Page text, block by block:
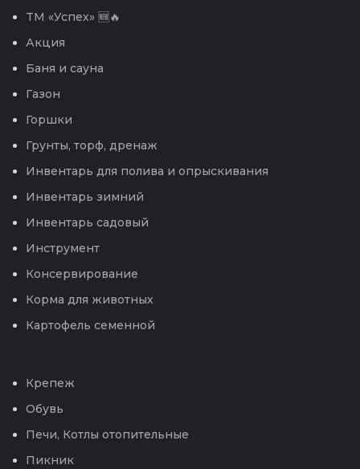
TM «Успех» 🆕🔥
Акция
Баня и сауна
Газон
Горшки
Грунты, торф, дренаж
Инвентарь для полива и опрыскивания
Инвентарь зимний
Инвентарь садовый
Инструмент
Консервирование
Корма для животных
Картофель семенной
Крепеж
Обувь
Печи, Котлы отопительные
Пикник